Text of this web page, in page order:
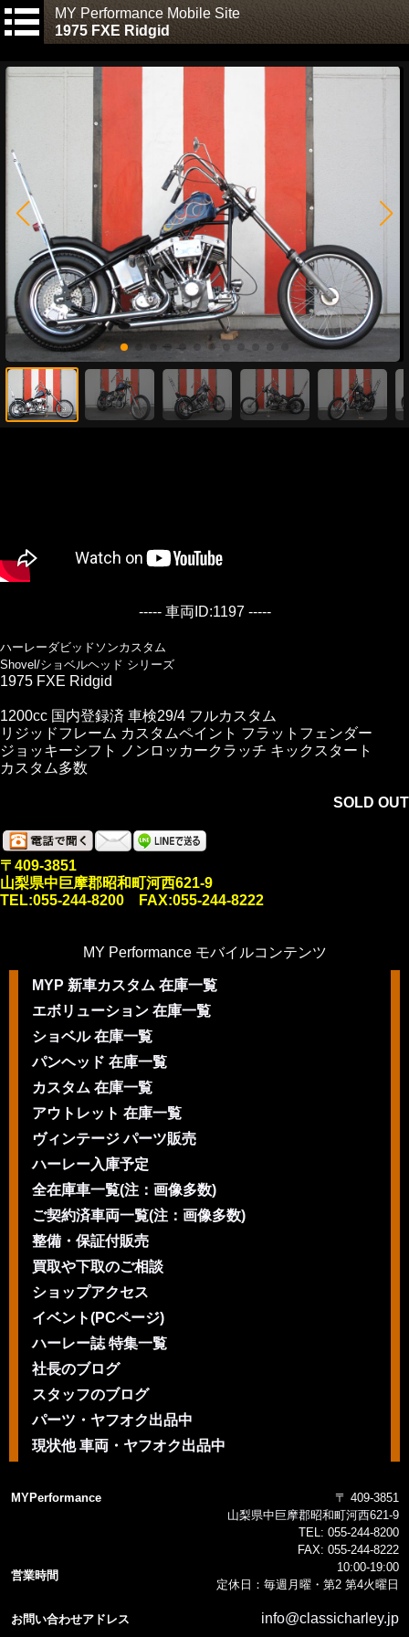
MY Performance Mobile Site
1975 FXE Ridgid
----- 車両ID:1197 -----
ハーレーダビッドソンカスタム
Shovel/ショベルヘッド シリーズ
1975 FXE Ridgid
1200cc 国内登録済 車検29/4 フルカスタム
リジッドフレーム カスタムペイント フラットフェンダー
ジョッキーシフト ノンロッカークラッチ キックスタート
カスタム多数
SOLD OUT
〒409-3851
山梨県中巨摩郡昭和町河西621-9
TEL:055-244-8200 FAX:055-244-8222
MY Performance モバイルコンテンツ
MYP 新車カスタム 在庫一覧
エボリューション 在庫一覧
ショベル 在庫一覧
パンヘッド 在庫一覧
カスタム 在庫一覧
アウトレット 在庫一覧
ヴィンテージ パーツ販売
ハーレー入庫予定
全在庫車一覧(注：画像多数)
ご契約済車両一覧(注：画像多数)
整備・保証付販売
買取や下取のご相談
ショップアクセス
イベント(PCページ)
ハーレー誌 特集一覧
社長のブログ
スタッフのブログ
パーツ・ヤフオク出品中
現状他 車両・ヤフオク出品中
MYPerformance
〒 409-3851
山梨県中巨摩郡昭和町河西621-9
TEL: 055-244-8200
FAX: 055-244-8222
営業時間
10:00-19:00
定休日：毎週月曜・第2 第4火曜日
お問い合わせアドレス info@classicharley.jp